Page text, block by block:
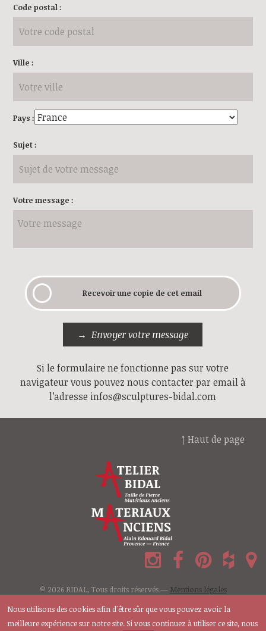
Code postal :
Ville :
Pays :
Sujet :
Votre message :
Recevoir une copie de cet email
Envoyer votre message
Si le formulaire ne fonctionne pas sur votre
navigateur vous pouvez nous contacter par email à
l’adresse infos@sculptures-bidal.com
↑ Haut de page
© 2026 BIDAL, Tous droits réservés — Mentions légales
Nous utilisons des cookies afin d'être sûr que vous pouvez avoir la
meilleure expérience sur notre site. Si vous continuez à utiliser ce site, nous